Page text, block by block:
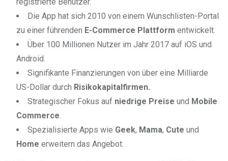
Die App hat sich 2010 von einem Wunschlisten-Portal
zu einer führenden E-Commerce Plattform entwickelt.
Über 100 Millionen Nutzer im Jahr 2017 auf iOS und
Android.
Signifikante Finanzierungen von über eine Milliarde
US-Dollar durch Risikokapitalfirmen.
Strategischer Fokus auf niedrige Preise und Mobile
Commerce.
Spezialisierte Apps wie Geek, Mama, Cute und
Home erweitern das Angebot.